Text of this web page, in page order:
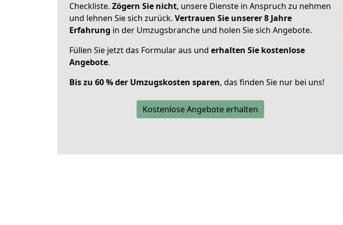
Checkliste. Zögern Sie nicht, unsere Dienste in Anspruch zu nehmen
und lehnen Sie sich zurück. Vertrauen Sie unserer 8 Jahre
Erfahrung in der Umzugsbranche und holen Sie sich Angebote.
Füllen Sie jetzt das Formular aus und erhalten Sie kostenlose
Angebote.
Bis zu 60 % der Umzugskosten sparen, das finden Sie nur bei uns!
Kostenlose Angebote erhalten